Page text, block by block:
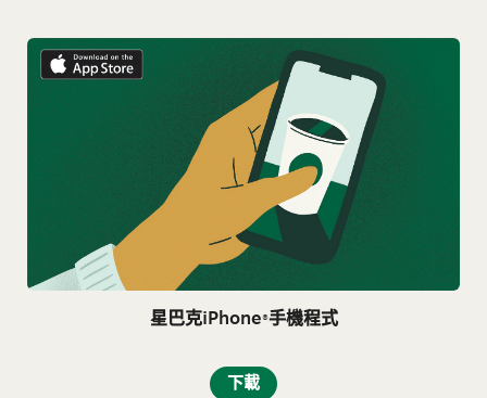
星巴克iPhone®手機程式
下載